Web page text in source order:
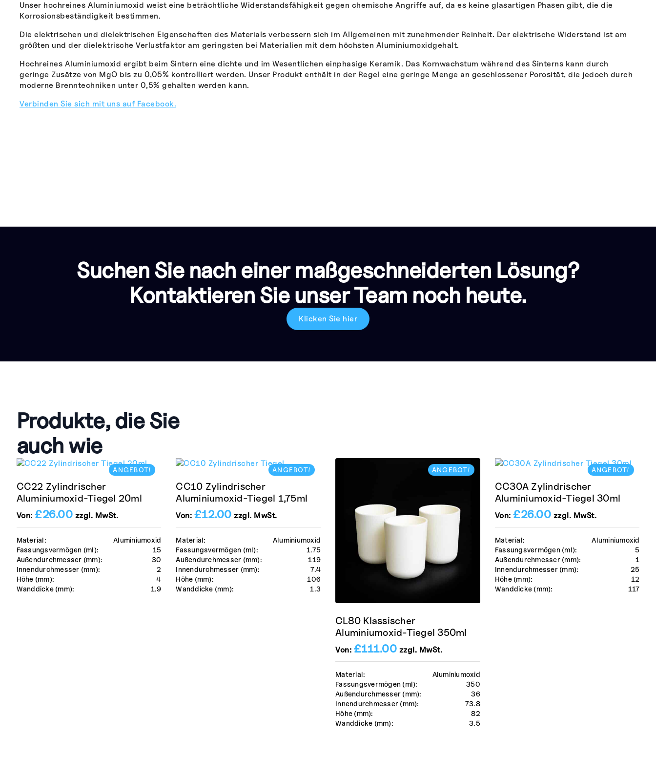
Unser hochreines Aluminiumoxid weist eine beträchtliche Widerstandsfähigkeit gegen chemische Angriffe auf, da es keine glasartigen Phasen gibt, die die
Korrosionsbeständigkeit bestimmen.
Die elektrischen und dielektrischen Eigenschaften des Materials verbessern sich im Allgemeinen mit zunehmender Reinheit. Der elektrische Widerstand ist am
größten und der dielektrische Verlustfaktor am geringsten bei Materialien mit dem höchsten Aluminiumoxidgehalt.
Hochreines Aluminiumoxid ergibt beim Sintern eine dichte und im Wesentlichen einphasige Keramik. Das Kornwachstum während des Sinterns kann durch
geringe Zusätze von MgO bis zu 0,05% kontrolliert werden. Unser Produkt enthält in der Regel eine geringe Menge an geschlossener Porosität, die jedoch durch
moderne Brenntechniken unter 0,5% gehalten werden kann.
Verbinden Sie sich mit uns auf Facebook.
Suchen Sie nach einer maßgeschneiderten Lösung?
Kontaktieren Sie unser Team noch heute.
Klicken Sie hier
Produkte, die Sie
auch wie
ANGEBOT!
Material:
Aluminiumoxid
Fassungsvermögen (ml):
15
Außendurchmesser (mm):
30
Innendurchmesser (mm):
2
Höhe (mm):
4
Wanddicke (mm):
1.9
CC22 Zylindrischer
Aluminiumoxid-Tiegel 20ml
Von:£26.00 zzgl. MwSt.
ANGEBOT!
Material:
Aluminiumoxid
Fassungsvermögen (ml):
1.75
Außendurchmesser (mm):
119
Innendurchmesser (mm):
7.4
Höhe (mm):
106
Wanddicke (mm):
1.3
CC10 Zylindrischer
Aluminiumoxid-Tiegel 1,75ml
Von: £12.00 zzgl. MwSt.
ANGEBOT!
Material:
Aluminiumoxid
Fassungsvermögen (ml):
350
Außendurchmesser (mm):
36
Innendurchmesser (mm):
73.8
Höhe (mm):
82
Wanddicke (mm):
3.5
CL80 Klassischer
Aluminiumoxid-Tiegel 350ml
Von: £111.00 zzgl. MwSt.
ANGEBOT!
Material:
Aluminiumoxid
Fassungsvermögen (ml):
5
Außendurchmesser (mm):
1
Innendurchmesser (mm):
25
Höhe (mm):
12
Wanddicke (mm):
117
CC30A Zylindrischer
Aluminiumoxid-Tiegel 30ml
Von:£26.00 zzgl. MwSt.